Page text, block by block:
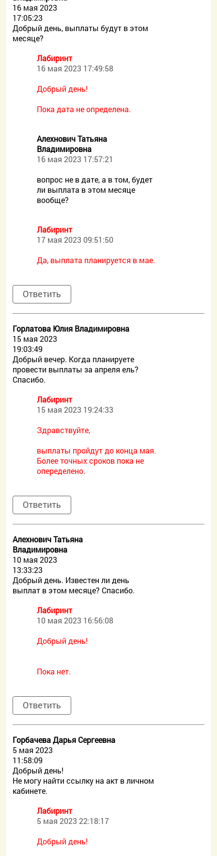
16 мая 2023
17:05:23
Добрый день, выплаты будут в этом
месяце?
Лабиринт
16 мая 2023 17:49:58
Добрый день!
Пока дата не определена.
Алехнович Татьяна
Владимировна
16 мая 2023 17:57:21
вопрос не в дате, а в том, будет
ли выплата в этом месяце
вообще?
Лабиринт
17 мая 2023 09:51:50
Да, выплата планируется в мае.
Ответить
Горлатова Юлия Владимировна
15 мая 2023
19:03:49
Добрый вечер. Когда планируете
провести выплаты за апреля ель?
Спасибо.
Лабиринт
15 мая 2023 19:24:33
Здравствуйте,
выплаты пройдут до конца мая.
Более точных сроков пока не
опеределено.
Ответить
Алехнович Татьяна
Владимировна
10 мая 2023
13:33:23
Добрый день. Известен ли день
выплат в этом месяце? Спасибо.
Лабиринт
10 мая 2023 16:56:08
Добрый день!
Пока нет.
Ответить
Горбачева Дарья Сергеевна
5 мая 2023
11:58:09
Добрый день!
Не могу найти ссылку на акт в личном
кабинете.
Лабиринт
5 мая 2023 22:18:17
Добрый день!